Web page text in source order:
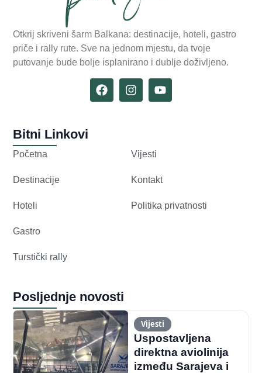
Otkrij skriveni šarm Balkana: destinacije, hoteli, gastro
priče i rally rute. Sve na jednom mjestu, da tvoje
putovanje bude bolje isplanirano i dublje doživljeno.
Bitni Linkovi
Početna
Destinacije
Hoteli
Gastro
Turstički rally
Vijesti
Kontakt
Politika privatnosti
Posljednje novosti
Vijesti
Uspostavljena
direktna aviolinija
između Sarajeva i